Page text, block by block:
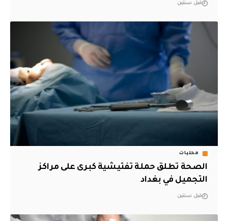
قبل سنتين
محليات
الصحة تطلق حملة تفتيشية كبرى على مراكز
التجميل في بغداد
قبل سنتين